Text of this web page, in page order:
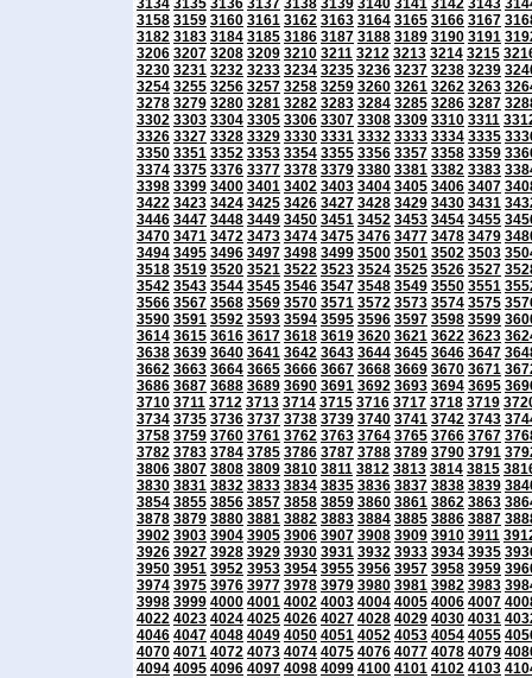
3134 3135 3136 3137 3138 3139 3140 3141 3142 3143
3158 3159 3160 3161 3162 3163 3164 3165 3166 3167
3182 3183 3184 3185 3186 3187 3188 3189 3190 3191
3206 3207 3208 3209 3210 3211 3212 3213 3214 3215
3230 3231 3232 3233 3234 3235 3236 3237 3238 3239
3254 3255 3256 3257 3258 3259 3260 3261 3262 3263
3278 3279 3280 3281 3282 3283 3284 3285 3286 3287
3302 3303 3304 3305 3306 3307 3308 3309 3310 3311
3326 3327 3328 3329 3330 3331 3332 3333 3334 3335
3350 3351 3352 3353 3354 3355 3356 3357 3358 3359
3374 3375 3376 3377 3378 3379 3380 3381 3382 3383
3398 3399 3400 3401 3402 3403 3404 3405 3406 3407
3422 3423 3424 3425 3426 3427 3428 3429 3430 3431
3446 3447 3448 3449 3450 3451 3452 3453 3454 3455
3470 3471 3472 3473 3474 3475 3476 3477 3478 3479
3494 3495 3496 3497 3498 3499 3500 3501 3502 3503
3518 3519 3520 3521 3522 3523 3524 3525 3526 3527
3542 3543 3544 3545 3546 3547 3548 3549 3550 3551
3566 3567 3568 3569 3570 3571 3572 3573 3574 3575
3590 3591 3592 3593 3594 3595 3596 3597 3598 3599
3614 3615 3616 3617 3618 3619 3620 3621 3622 3623
3638 3639 3640 3641 3642 3643 3644 3645 3646 3647
3662 3663 3664 3665 3666 3667 3668 3669 3670 3671
3686 3687 3688 3689 3690 3691 3692 3693 3694 3695
3710 3711 3712 3713 3714 3715 3716 3717 3718 3719
3734 3735 3736 3737 3738 3739 3740 3741 3742 3743
3758 3759 3760 3761 3762 3763 3764 3765 3766 3767
3782 3783 3784 3785 3786 3787 3788 3789 3790 3791
3806 3807 3808 3809 3810 3811 3812 3813 3814 3815
3830 3831 3832 3833 3834 3835 3836 3837 3838 3839
3854 3855 3856 3857 3858 3859 3860 3861 3862 3863
3878 3879 3880 3881 3882 3883 3884 3885 3886 3887
3902 3903 3904 3905 3906 3907 3908 3909 3910 3911
3926 3927 3928 3929 3930 3931 3932 3933 3934 3935
3950 3951 3952 3953 3954 3955 3956 3957 3958 3959
3974 3975 3976 3977 3978 3979 3980 3981 3982 3983
3998 3999 4000 4001 4002 4003 4004 4005 4006 4007
4022 4023 4024 4025 4026 4027 4028 4029 4030 4031
4046 4047 4048 4049 4050 4051 4052 4053 4054 4055
4070 4071 4072 4073 4074 4075 4076 4077 4078 4079
4094 4095 4096 4097 4098 4099 4100 4101 4102 4103